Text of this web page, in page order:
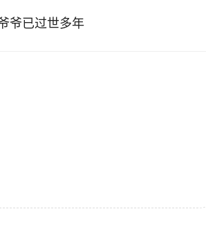
爷已过世多年